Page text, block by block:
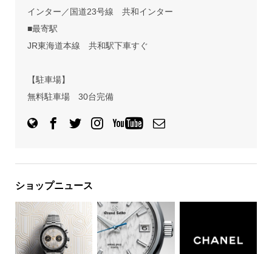
インター／国道23号線 共和インター
■最寄駅
JR東海道本線 共和駅下車すぐ
【駐車場】
無料駐車場 30台完備
ショップニュース